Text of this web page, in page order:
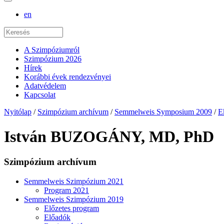
en
A Szimpóziumról
Szimpózium 2026
Hírek
Korábbi évek rendezvényei
Adatvédelem
Kapcsolat
Nyitólap / Szimpózium archívum / Semmelweis Symposium 2009 /
István BUZOGÁNY, MD, PhD
Szimpózium archívum
Semmelweis Szimpózium 2021
Program 2021
Semmelweis Szimpózium 2019
Előzetes program
Előadók